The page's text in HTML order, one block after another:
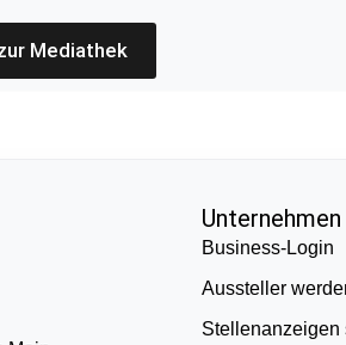
Mediathek
Unternehmen
Business-Login
Aussteller
Stellenanzeigen